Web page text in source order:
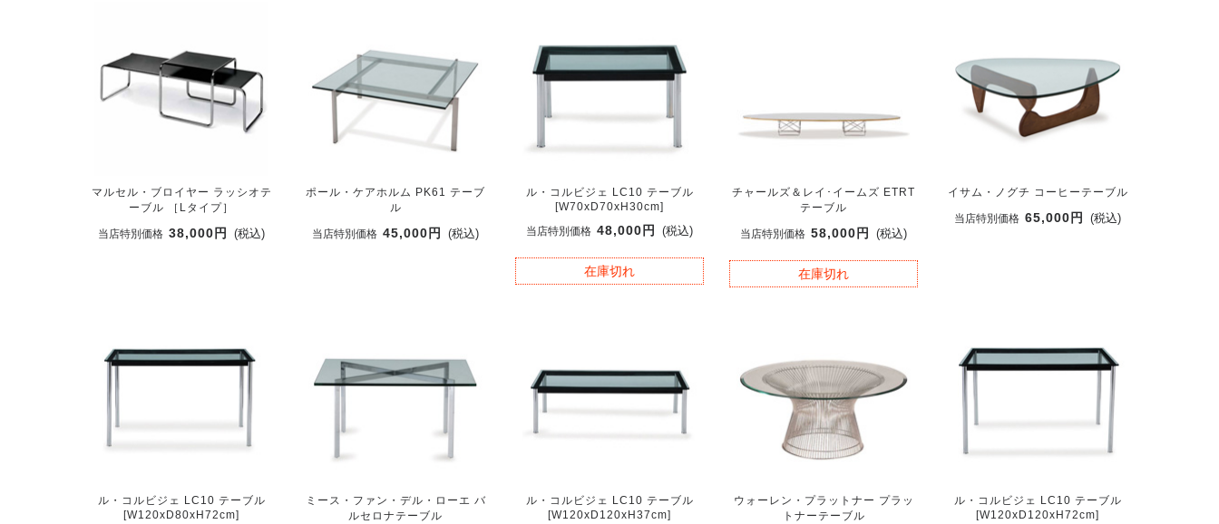
マルセル・ブロイヤー ラッシオテ
ーブル ［Lタイプ］
当店特別価格 38,000円 (税込)
ポール・ケアホルム PK61 テーブ
ル
当店特別価格 45,000円 (税込)
ル・コルビジェ LC10 テーブル
[W70xD70xH30cm]
当店特別価格 48,000円 (税込)
在庫切れ
チャールズ＆レイ･イームズ ETRT
テーブル
当店特別価格 58,000円 (税込)
在庫切れ
イサム・ノグチ コーヒーテーブル
当店特別価格 65,000円 (税込)
ル・コルビジェ LC10 テーブル
[W120xD80xH72cm]
ミース・ファン・デル・ローエ バ
ルセロナテーブル
ル・コルビジェ LC10 テーブル
[W120xD120xH37cm]
ウォーレン・プラットナー プラッ
トナーテーブル
ル・コルビジェ LC10 テーブル
[W120xD120xH72cm]